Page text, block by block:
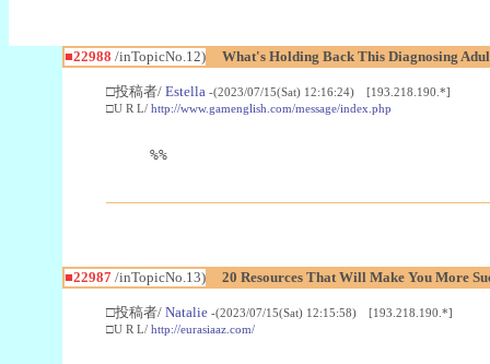
■22988 /inTopicNo.12) What's Holding Back This Diagnosing
□投稿者/ Estella -(2023/07/15(Sat) 12:16:24) [193.218.190.*]
□U R L/ http://www.gamenglish.com/message/index.php
%%
■22987/inTopicNo.13) 20 Resources That Will Make You More
□投稿者/ Natalie -(2023/07/15(Sat) 12:15:58) [193.218.190.*]
□U R L/ http://eurasiaaz.com/